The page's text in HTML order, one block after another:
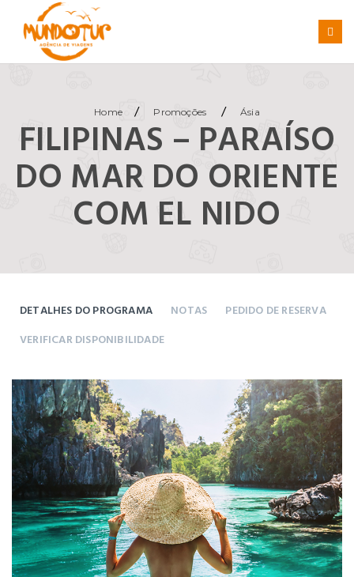
Home / Promoções / Ásia
FILIPINAS – PARAÍSO
DO MAR DO ORIENTE
COM EL NIDO
DETALHES DO PROGRAMA NOTAS
PEDIDO DE RESERVA
VERIFICAR DISPONIBILIDADE